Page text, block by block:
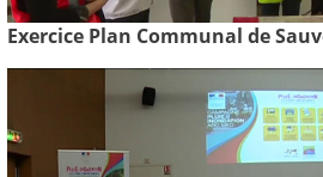
Exercice Plan Communal de